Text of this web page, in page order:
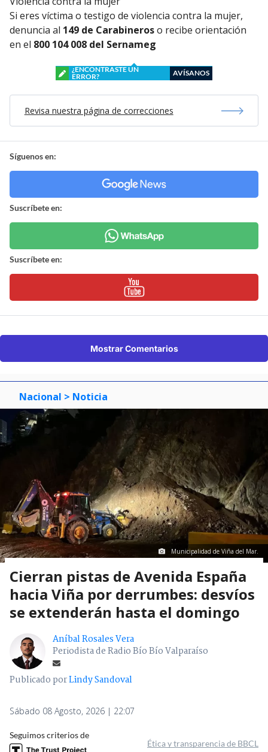
Si eres víctima o testigo de violencia contra la mujer,
denuncia al 149 de Carabineroso recibe orientación
en el 800 104 008 del Sernameg
¿ENCONTRASTE UN
ERROR?
AVÍSANOS
Revisa nuestra página de correcciones
Síguenos en:
Suscríbete en:
Suscríbete en:
Mostrar Comentarios
Nacional > Noticia
Municipalidad de Viña del Mar.
Cierran pistas de Avenida España
hacia Viña por derrumbes: desvíos
se extenderán hasta el domingo
Aníbal Rosales Vera
Periodista de Radio Bío Bío Valparaíso
Publicado porLindy Sandoval
Sábado 08 Agosto, 2026 | 22:07
Seguimos criterios de
Ética y transparencia de BBCL